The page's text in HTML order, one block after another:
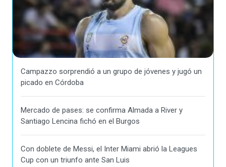
Campazzo sorprendió a un grupo de jóvenes y jugó un
picado en Córdoba
Mercado de pases: se confirma Almada a River y
Santiago Lencina fichó en el Burgos
Con doblete de Messi, el Inter Miami abrió la Leagues
Cup con un triunfo ante San Luis